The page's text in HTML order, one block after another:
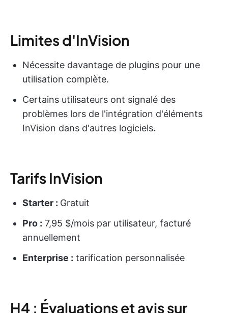
Limites d'InVision
Nécessite davantage de plugins pour une
utilisation complète.
Certains utilisateurs ont signalé des
problèmes lors de l'intégration d'éléments
InVision dans d'autres logiciels.
Tarifs InVision
Starter : Gratuit
Pro : 7,95 $/mois par utilisateur, facturé
annuellement
Enterprise : tarification personnalisée
H4 : Évaluations et avis sur